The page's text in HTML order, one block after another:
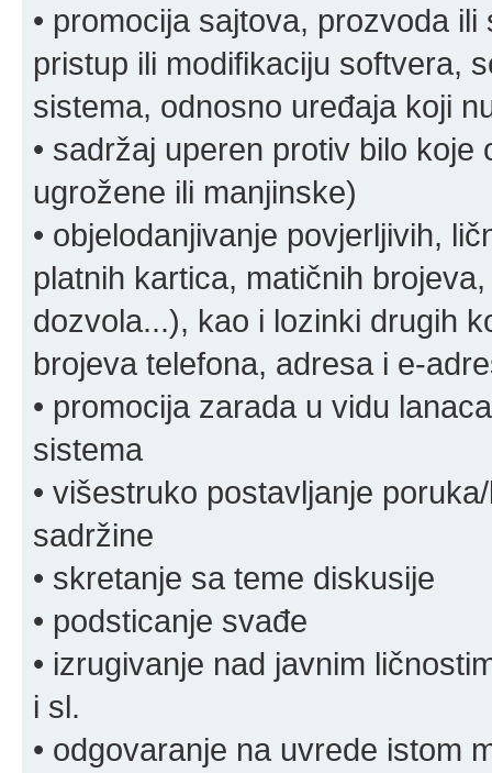
• promocija sajtova, prozvoda
pristup ili modifikaciju softvera,
sistema, odnosno uređaja koji
• sadržaj uperen protiv bilo
ugrožene ili manjinske)
• objelodanjivanje povjerljivih,
platnih kartica, matičnih
dozvola...), kao i lozinki drugih
brojeva telefona, adresa i e-
• promocija zarada u vidu
sistema
• višestruko postavljanje
sadržine
• skretanje sa teme diskusije
• podsticanje svađe
• izrugivanje nad javnim
i sl.
• odgovaranje na uvrede istom